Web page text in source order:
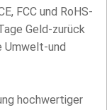
FCC und RoHS-
Geld-zurück
Umwelt-und
hochwertiger